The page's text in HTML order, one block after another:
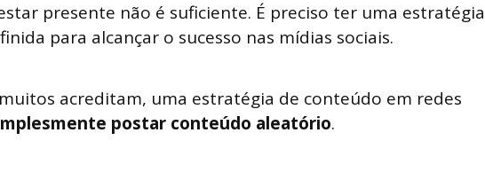
presente não é suficiente. É preciso ter uma estratégia
para alcançar o sucesso nas mídias sociais.
acreditam, uma estratégia de conteúdo em redes
postar conteúdo aleatório.